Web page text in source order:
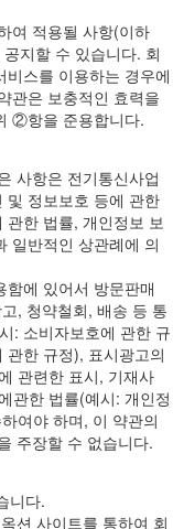
여 적용될 사항(이하
지할 수 있습니다. 회
스를 이용하는 경우에
관은 보충적인 효력을
②항을 준용합니다.
사항은 전기통신사업
및 정보보호 등에 관한
관한 법률, 개인정보 보
일반적인 상관례에 의
에 있어서 방문판매
, 청약철회, 배송 등 통
: 소비자보호에 관한 규
한 규정), 표시광고의
관련한 표시, 기재사
관한 법률(예시: 개인정
여야 하며, 이 약관의
주장할 수 없습니다.
니다.
션 사이트를 통하여 회